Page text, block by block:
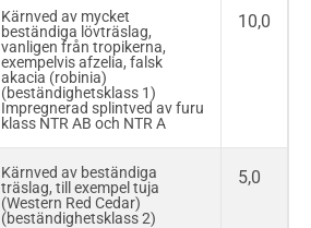
Kärnved av mycket
beständiga lövträslag,
vanligen från tropikerna,
exempelvis afzelia, falsk
akacia (robinia)
(beständighetsklass 1)
Impregnerad splintved av furu
klass NTR AB och NTR A
10,0
Kärnved av beständiga
träslag, till exempel tuja
(Western Red Cedar)
(beständighetsklass 2)
5,0